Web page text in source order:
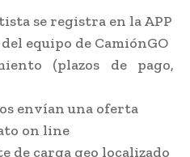
se registra en la APP
equipo de CamiónGO
(plazos de pago,
envían una oferta
on line
de carga geo localizado